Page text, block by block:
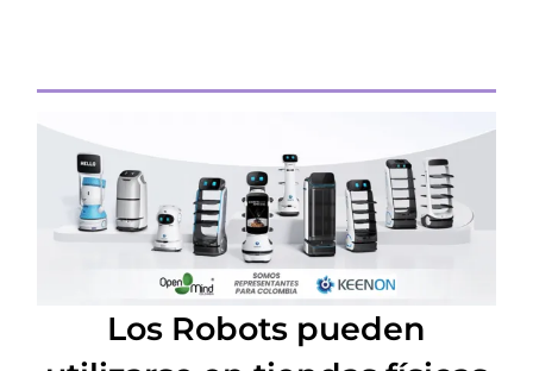
Los Robots pueden